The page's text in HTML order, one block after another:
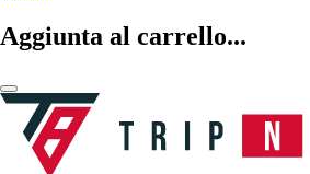
Aggiunta al carrello...